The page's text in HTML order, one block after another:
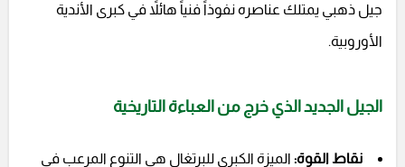
جيل ذهبي يمتلك عناصره نفوذاً فنياً هائلاً في كبرى الأندية
الأوروبية.
الجيل الجديد الذي خرج من العباءة التاريخية
نقاط القوة: الميزة الكبرى للبرتغال هي التنوع المرعب في